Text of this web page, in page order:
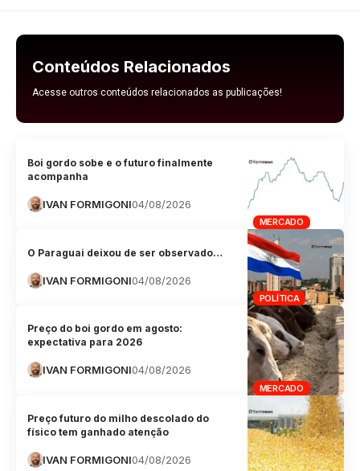
Conteúdos Relacionados
Acesse outros conteúdos relacionados as publicações!
MERCADO
Boi gordo sobe e o futuro finalmente
acompanha
IVAN FORMIGONI04/08/2026
POLÍTICA
O Paraguai deixou de ser observado…
IVAN FORMIGONI04/08/2026
MERCADO
Preço do boi gordo em agosto:
expectativa para 2026
IVAN FORMIGONI04/08/2026
Preço futuro do milho descolado do
físico tem ganhado atenção
IVAN FORMIGONI04/08/2026